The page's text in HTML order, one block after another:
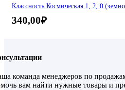
Классность Космическая 1, 2, 0
340,00₽
команда менеджеров по
вам найти нужные товары и